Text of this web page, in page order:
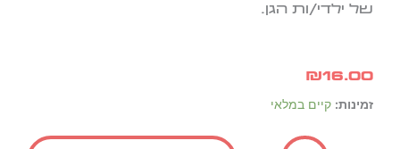
של ילדי/ות הגן.
₪16.00
זמינות: קיים במלאי
כמות